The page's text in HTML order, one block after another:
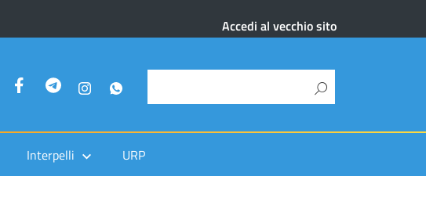
Accedi al vecchio sito
Interpelli URP